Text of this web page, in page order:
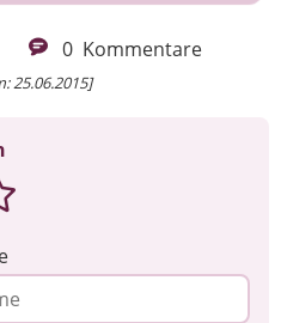
0 Kommentare
25.06.2015]